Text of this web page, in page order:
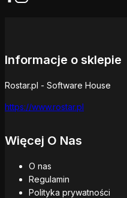
Informacje o sklepie
Rostar.pl - Software House
https://www.rostar.pl
Więcej O Nas
O nas
Regulamin
Polityka prywatności